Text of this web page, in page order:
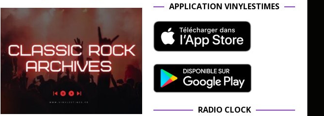
APPLICATION VINYLESTIMES
RADIO CLOCK